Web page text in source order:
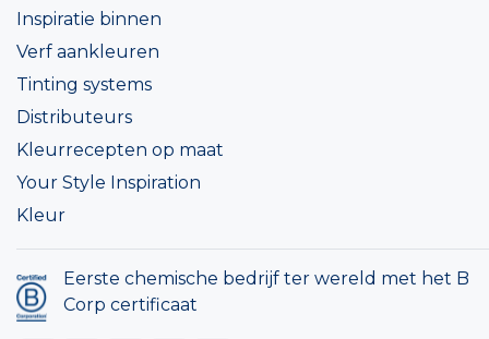
Inspiratie binnen
Verf aankleuren
Tinting systems
Distributeurs
Kleurrecepten op maat
Your Style Inspiration
Kleur
Eerste chemische bedrijf ter wereld met het B
Corp certificaat